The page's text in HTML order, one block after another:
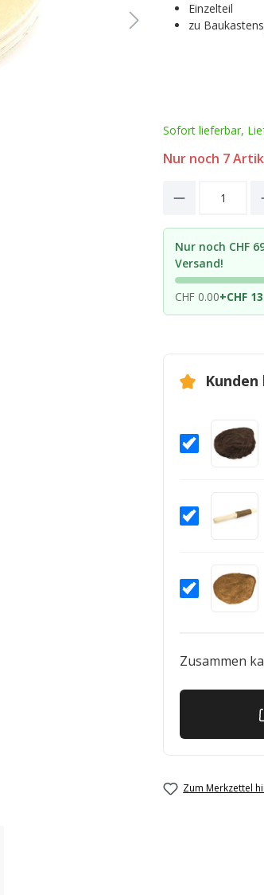
Einzelteil
zu
Sofort lieferbar,
Nur noch 7
Product
Nur noch CHF
Versand!
CHF 0.00+CHF
Zusammen
Zum Merkzettel